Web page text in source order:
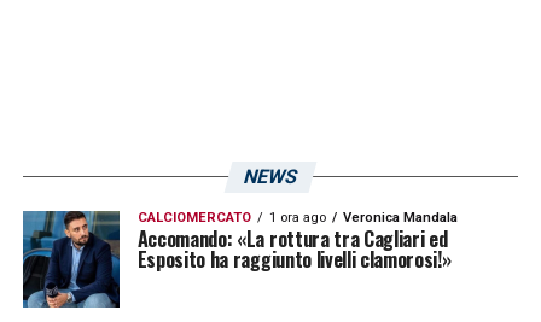
NEWS
CALCIOMERCATO 1 ora ago Veronica Mandala
Accomando: «La rottura tra Cagliari ed
Esposito ha raggiunto livelli clamorosi!»